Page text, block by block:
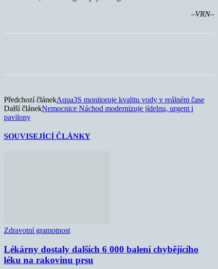
–VRN–
Předchozí článekAqua3S monitoruje kvalitu vody v reálném čase
Další článekNemocnice Náchod modernizuje jídelnu, urgent i
pavilony
SOUVISEJÍCÍ ČLÁNKY
Zdravotní gramotnost
Lékárny dostaly dalších 6 000 balení chybějícího
léku na rakovinu prsu